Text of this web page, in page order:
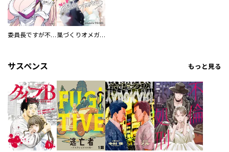
委員長ですが不良になるほど恋してます！ 巣づくりオメガバース
サスペンス もっと見る